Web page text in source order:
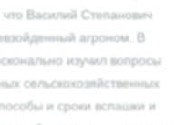
Василий Степанович
агроном. В
изучил вопросы
сельскохозяйственных
и сроки вспашки и